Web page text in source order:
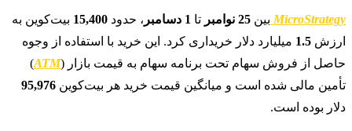
MicroStrategy بین 25 نوامبر تا 1 دسامبر ، حدود 15,400 بیت‌کوین به
ارزش 1.5 میلیارد دلار خریداری کرد. این خرید با استفاده از وجوه
حاصل از فروش سهام تحت برنامه سهام به قیمت بازار (ATM
)
تأمین مالی شده است و میانگین قیمت خرید هر بیت‌کوین 95,976
دلار بوده است.